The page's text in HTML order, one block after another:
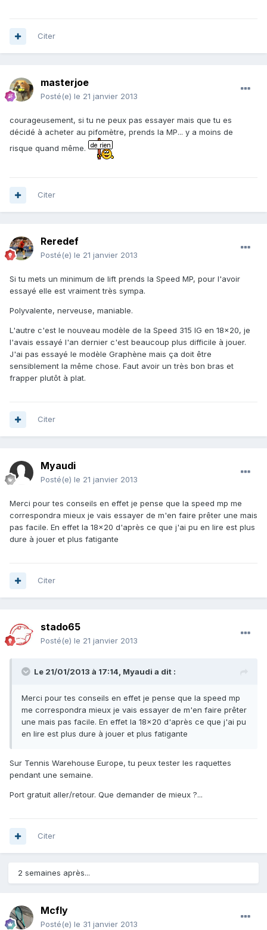
Citer
masterjoe
Posté(e) le 21 janvier 2013
courageusement, si tu ne peux pas essayer mais que tu es
décidé à acheter au pifomètre, prends la MP... y a moins de
risque quand même.
Citer
Reredef
Posté(e) le 21 janvier 2013
Si tu mets un minimum de lift prends la Speed MP, pour l'avoir
essayé elle est vraiment très sympa.
Polyvalente, nerveuse, maniable.
L'autre c'est le nouveau modèle de la Speed 315 IG en 18x20, je
l'avais essayé l'an dernier c'est beaucoup plus difficile à jouer.
J'ai pas essayé le modèle Graphène mais ça doit être
sensiblement la même chose. Faut avoir un très bon bras et
frapper plutôt à plat.
Citer
Myaudi
Posté(e) le 21 janvier 2013
Merci pour tes conseils en effet je pense que la speed mp me
correspondra mieux je vais essayer de m'en faire prêter une mais
pas facile. En effet la 18x20 d'après ce que j'ai pu en lire est plus
dure à jouer et plus fatigante
Citer
stado65
Posté(e) le 21 janvier 2013
Le 21/01/2013 à 17:14, Myaudi a dit :
Merci pour tes conseils en effet je pense que la speed mp
me correspondra mieux je vais essayer de m'en faire prêter
une mais pas facile. En effet la 18x20 d'après ce que j'ai pu
en lire est plus dure à jouer et plus fatigante
Sur Tennis Warehouse Europe, tu peux tester les raquettes
pendant une semaine.
Port gratuit aller/retour. Que demander de mieux ?...
Citer
2 semaines après...
Mcfly
Posté(e) le 31 janvier 2013